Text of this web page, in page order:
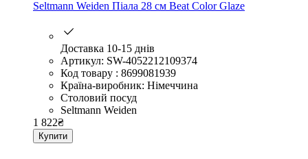
Seltmann Weiden Піала 28 см Beat Color Glaze
Доставка 10-15 днів
Артикул: SW-4052212109374
Код товару : 8699081939
Країна-виробник: Німеччина
Столовий посуд
Seltmann Weiden
1 822₴
Купити